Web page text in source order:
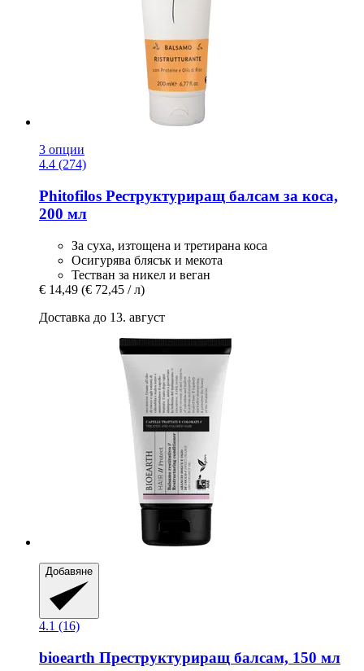
3 опции
4.4 (274)
Phitofilos Реструктуриращ балсам за коса,
200 мл
За суха, изтощена и третирана коса
Осигурява блясък и мекота
Тестван за никел и веган
€ 14,49 (€ 72,45 / л)
Доставка до 13. август
Добавяне
4.1 (16)
bioearth Преструктуриращ балсам, 150 мл